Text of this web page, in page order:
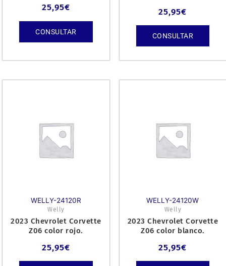
25,95€
CONSULTAR
25,95€
CONSULTAR
WELLY-24120R
Welly
2023 Chevrolet Corvette
Z06 color rojo.
25,95€
WELLY-24120W
Welly
2023 Chevrolet Corvette
Z06 color blanco.
25,95€